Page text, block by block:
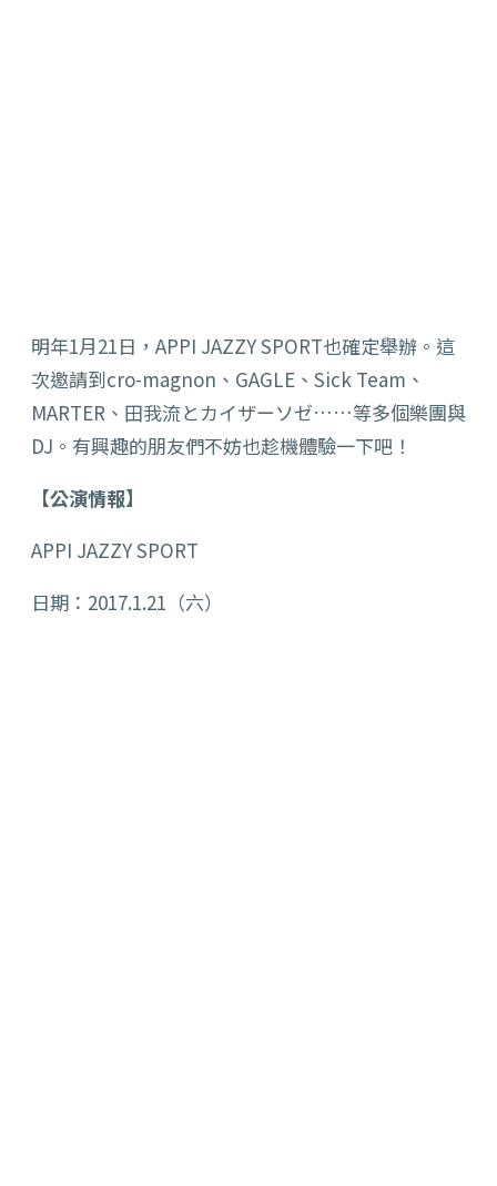
明年1月21日，APPI JAZZY SPORT也確定舉辦。這
次邀請到cro-magnon、GAGLE、Sick Team、
MARTER、田我流とカイザーソゼ……等多個樂團與
DJ。有興趣的朋友們不妨也趁機體驗一下吧！
【公演情報】
APPI JAZZY SPORT
日期：2017.1.21（六）